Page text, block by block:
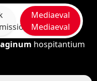
Mediaeval
Mediaeval
hospitantium